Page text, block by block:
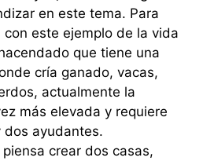
en este tema. Para
este ejemplo de la vida
que tiene una
cría ganado, vacas,
actualmente la
más elevada y requiere
ayudantes.
crear dos casas,